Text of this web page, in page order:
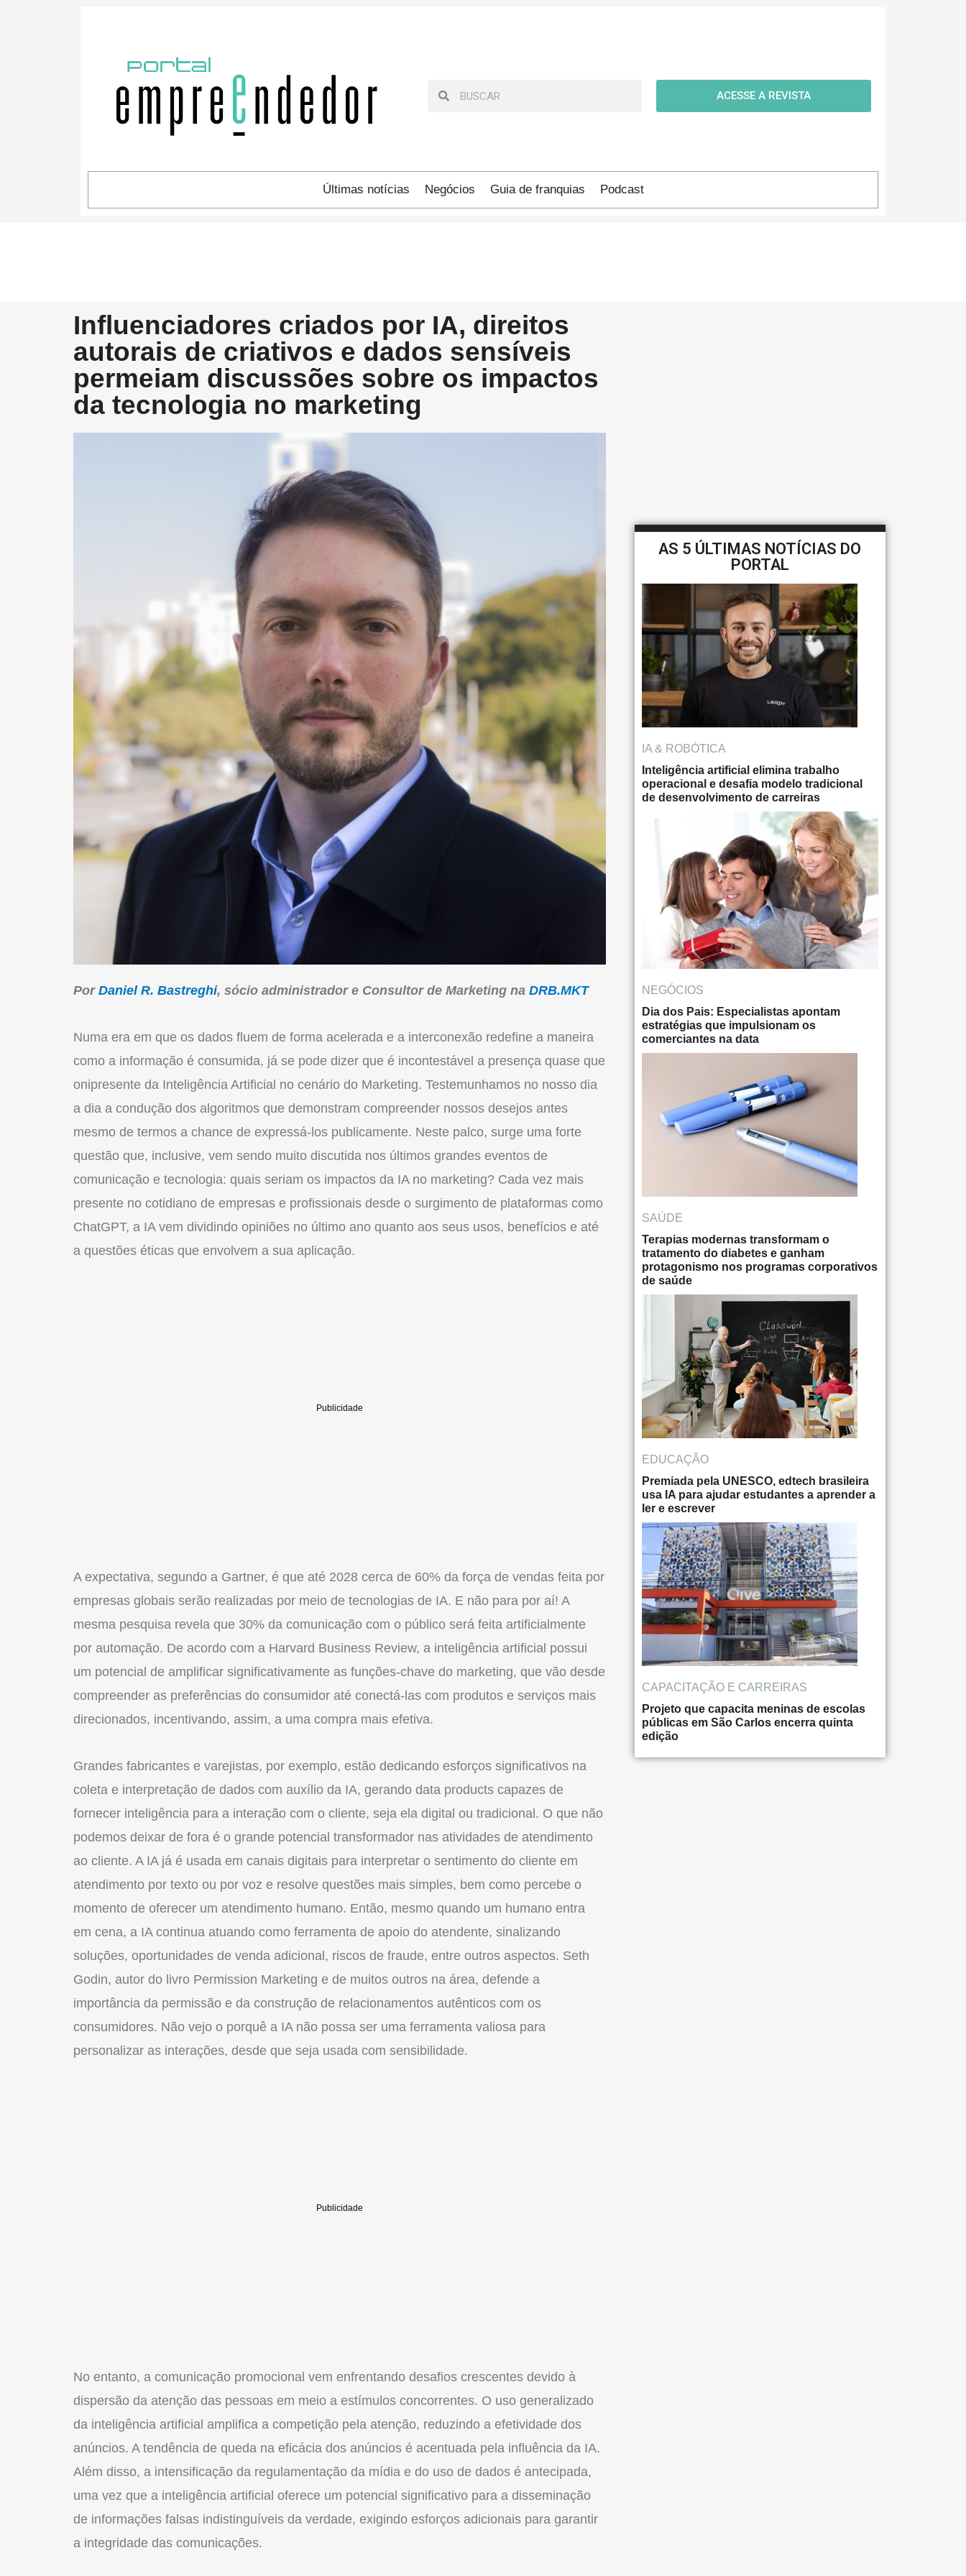
ACESSE A REVISTA
Últimas notícias Negócios Guia de franquias Podcast
Influenciadores criados por IA, direitos
autorais de criativos e dados sensíveis
permeiam discussões sobre os impactos
da tecnologia no marketing
Por Daniel R. Bastreghi, sócio administrador e Consultor de Marketing na DRB.MKT
Numa era em que os dados fluem de forma acelerada e a interconexão redefine a maneira
como a informação é consumida, já se pode dizer que é incontestável a presença quase que
onipresente da Inteligência Artificial no cenário do Marketing. Testemunhamos no nosso dia
a dia a condução dos algoritmos que demonstram compreender nossos desejos antes
mesmo de termos a chance de expressá-los publicamente. Neste palco, surge uma forte
questão que, inclusive, vem sendo muito discutida nos últimos grandes eventos de
comunicação e tecnologia: quais seriam os impactos da IA no marketing? Cada vez mais
presente no cotidiano de empresas e profissionais desde o surgimento de plataformas como
ChatGPT, a IA vem dividindo opiniões no último ano quanto aos seus usos, benefícios e até
a questões éticas que envolvem a sua aplicação.
A expectativa, segundo a Gartner, é que até 2028 cerca de 60% da força de vendas feita por
empresas globais serão realizadas por meio de tecnologias de IA. E não para por aí! A
mesma pesquisa revela que 30% da comunicação com o público será feita artificialmente
por automação. De acordo com a Harvard Business Review, a inteligência artificial possui
um potencial de amplificar significativamente as funções-chave do marketing, que vão desde
compreender as preferências do consumidor até conectá-las com produtos e serviços mais
direcionados, incentivando, assim, a uma compra mais efetiva.
Grandes fabricantes e varejistas, por exemplo, estão dedicando esforços significativos na
coleta e interpretação de dados com auxílio da IA, gerando data products capazes de
fornecer inteligência para a interação com o cliente, seja ela digital ou tradicional. O que não
podemos deixar de fora é o grande potencial transformador nas atividades de atendimento
ao cliente. A IA já é usada em canais digitais para interpretar o sentimento do cliente em
atendimento por texto ou por voz e resolve questões mais simples, bem como percebe o
momento de oferecer um atendimento humano. Então, mesmo quando um humano entra
em cena, a IA continua atuando como ferramenta de apoio do atendente, sinalizando
soluções, oportunidades de venda adicional, riscos de fraude, entre outros aspectos. Seth
Godin, autor do livro Permission Marketing e de muitos outros na área, defende a
importância da permissão e da construção de relacionamentos autênticos com os
consumidores. Não vejo o porquê a IA não possa ser uma ferramenta valiosa para
personalizar as interações, desde que seja usada com sensibilidade.
No entanto, a comunicação promocional vem enfrentando desafios crescentes devido à
dispersão da atenção das pessoas em meio a estímulos concorrentes. O uso generalizado
da inteligência artificial amplifica a competição pela atenção, reduzindo a efetividade dos
anúncios. A tendência de queda na eficácia dos anúncios é acentuada pela influência da IA.
Além disso, a intensificação da regulamentação da mídia e do uso de dados é antecipada,
uma vez que a inteligência artificial oferece um potencial significativo para a disseminação
de informações falsas indistinguíveis da verdade, exigindo esforços adicionais para garantir
a integridade das comunicações.
AS 5 ÚLTIMAS NOTÍCIAS DO
PORTAL
IA & ROBÓTICA
Inteligência artificial elimina trabalho
operacional e desafia modelo tradicional
de desenvolvimento de carreiras
NEGÓCIOS
Dia dos Pais: Especialistas apontam
estratégias que impulsionam os
comerciantes na data
SAÚDE
Terapias modernas transformam o
tratamento do diabetes e ganham
protagonismo nos programas corporativos
de saúde
EDUCAÇÃO
Premiada pela UNESCO, edtech brasileira
usa IA para ajudar estudantes a aprender a
ler e escrever
CAPACITAÇÃO E CARREIRAS
Projeto que capacita meninas de escolas
públicas em São Carlos encerra quinta
edição